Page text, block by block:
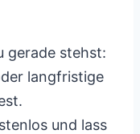
gerade stehst:
langfristige
und lass